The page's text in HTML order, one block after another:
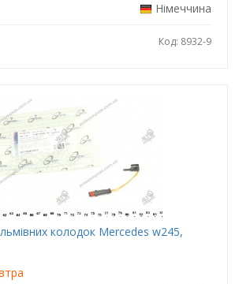
Німеччина
Код: 8932-9
колодок Mercedes w245,